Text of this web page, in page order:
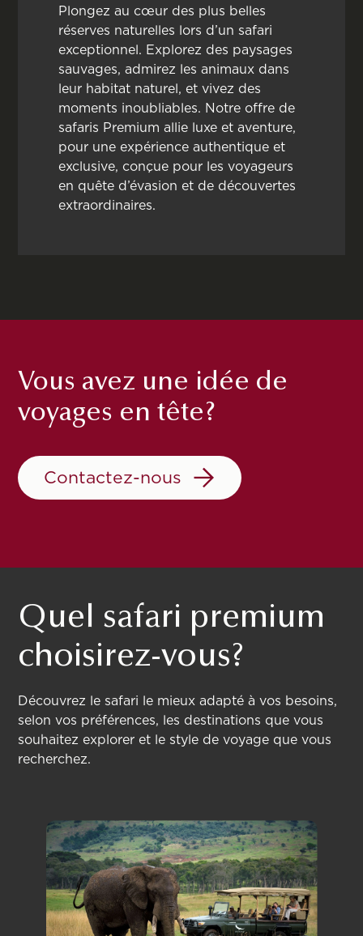
Plongez au cœur des plus belles
réserves naturelles lors d’un safari
exceptionnel. Explorez des paysages
sauvages, admirez les animaux dans
leur habitat naturel, et vivez des
moments inoubliables. Notre offre de
safaris Premium allie luxe et aventure,
pour une expérience authentique et
exclusive, conçue pour les voyageurs
en quête d’évasion et de découvertes
extraordinaires.
Vous avez une idée de
voyages en tête?
Contactez-nous
Quel safari premium
choisirez-vous?
Découvrez le safari le mieux adapté à vos besoins,
selon vos préférences, les destinations que vous
souhaitez explorer et le style de voyage que vous
recherchez.